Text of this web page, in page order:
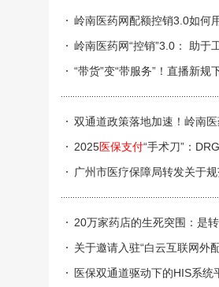
岭南医药网配额控销3.0如何
岭南医药网“控销”3.0： 助于
“带货”变“带服务”！直播新
双通道政策落地加速！岭南
2025医保支付“手术刀”：
广州市医疗保障局转发关于
20万家药店的生死突围：是
关于邀请入驻“白云互联网外
医保双通道驱动下的HIS系统